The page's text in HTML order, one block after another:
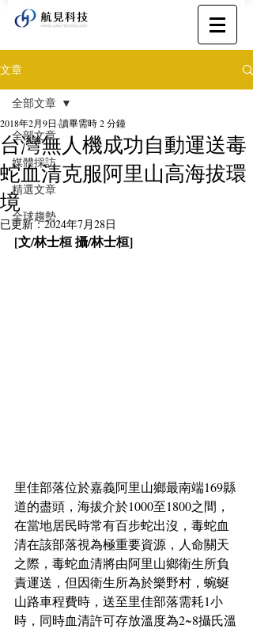
文章
全部文章
媒體採訪
精選文章
全球趨勢
全部文章
台灣無人機成功自動運送毒
蛇血清克服阿里山高海拔環
境
2018年2月9日 讀畢需時 2 分鐘
已更新：2024年7月28日
[文/林士桓 攝/林士桓]
里佳部落位於嘉義阿里山鄉最南端169縣
道的盡頭，海拔介於1000至1800之間，
在當地居民時常有百步蛇出沒，毒蛇血
清在該部落視為極重要資源，人命關天
之際，毒蛇血清將由阿里山鄉衛生所負
責運送，但因衛生所為於樂野村，蜿蜒
山路車程費時，送至里佳部落需耗1小
時，同時血清許可存放溫度為2~8攝氏溫